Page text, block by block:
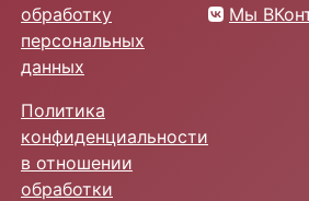
обработку
персональных
данных
Политика
конфиденциальности
в отношении
обработки
Мы